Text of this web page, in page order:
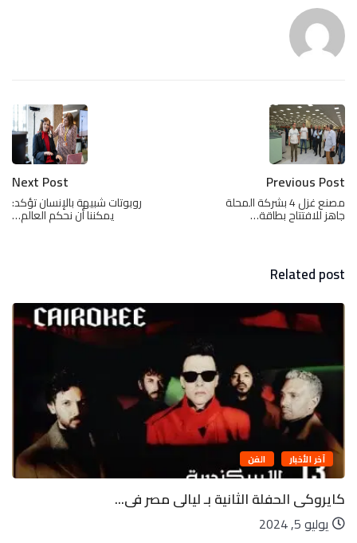
Previous Post
مصنع غزل 4 بشركة المحلة
جاهز للافتتاح بطاقة…
Next Post
روبوتات شبيهة بالإنسان تؤكد:
يمكننا أن نحكم العالم…
Related post
آخر الأخبار الفن
كايروكى الحفلة الثانية بـ ليالى مصر فى...
يوليو 5, 2024